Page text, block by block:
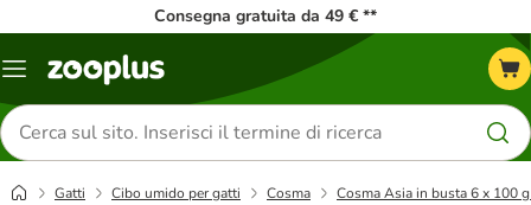
Consegna gratuita da 49 € **
Overview
Cerca
prodotti
Gatti Cibo umido per gatti Cosma Cosma Asia in busta 6 x 100